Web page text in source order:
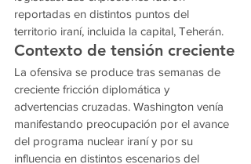
reportadas en distintos puntos del
territorio iraní, incluida la capital, Teherán.
Contexto de tensión creciente
La ofensiva se produce tras semanas de
creciente fricción diplomática y
advertencias cruzadas. Washington venía
manifestando preocupación por el avance
del programa nuclear iraní y por su
influencia en distintos escenarios del